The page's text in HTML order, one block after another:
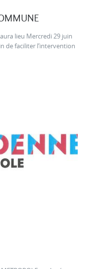
aura lieu Mercredi 29 juin
de faciliter l’intervention